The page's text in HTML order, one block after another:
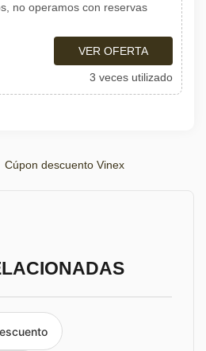
no operamos con reservas
VER OFERTA
3 veces utilizado
Cúpon descuento Vinex